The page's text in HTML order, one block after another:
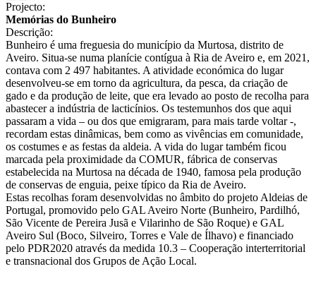
Projecto:
Memórias do Bunheiro
Descrição:
Bunheiro é uma freguesia do município da Murtosa, distrito de
Aveiro. Situa-se numa planície contígua à Ria de Aveiro e, em 2021,
contava com 2 497 habitantes. A atividade económica do lugar
desenvolveu-se em torno da agricultura, da pesca, da criação de
gado e da produção de leite, que era levado ao posto de recolha para
abastecer a indústria de lacticínios. Os testemunhos dos que aqui
passaram a vida – ou dos que emigraram, para mais tarde voltar -,
recordam estas dinâmicas, bem como as vivências em comunidade,
os costumes e as festas da aldeia. A vida do lugar também ficou
marcada pela proximidade da COMUR, fábrica de conservas
estabelecida na Murtosa na década de 1940, famosa pela produção
de conservas de enguia, peixe típico da Ria de Aveiro.
Estas recolhas foram desenvolvidas no âmbito do projeto Aldeias de
Portugal, promovido pelo GAL Aveiro Norte (Bunheiro, Pardilhó,
São Vicente de Pereira Jusã e Vilarinho de São Roque) e GAL
Aveiro Sul (Boco, Silveiro, Torres e Vale de Ílhavo) e financiado
pelo PDR2020 através da medida 10.3 – Cooperação interterritorial
e transnacional dos Grupos de Ação Local.